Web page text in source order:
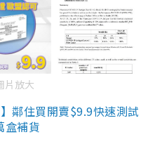
片放大
鄰住買開賣$9.9快速測試
盒補貨